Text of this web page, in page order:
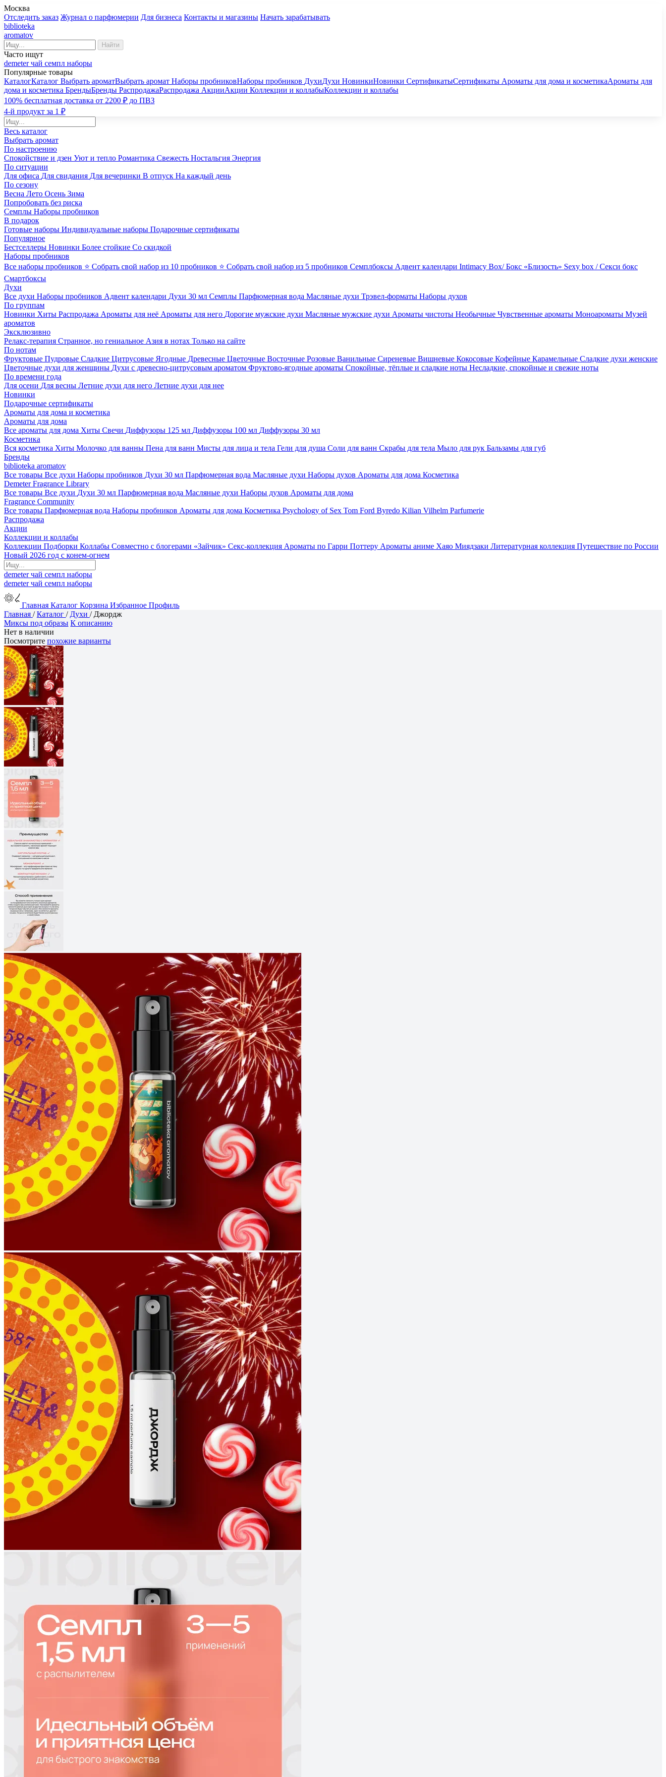
Москва
Отследить заказ Журнал о парфюмерии Для бизнеса Контакты и магазины Начать зарабатывать
biblioteka
aromatov
Найти
Часто ищут
demeterчай семпл наборы
Популярные товары
КаталогКаталог Выбрать ароматВыбрать аромат Наборы пробниковНаборы пробников ДухиДухи НовинкиНовинки СертификатыСертификаты Ароматы для дома и косметикаАроматы для
дома и косметика БрендыБренды РаспродажаРаспродажа АкцииАкции Коллекции и коллабыКоллекции и коллабы
100% бесплатная доставка от 2200 ₽ до ПВЗ
4-й продукт за 1 ₽
Весь каталог
Выбрать аромат
По настроению
Спокойствие и дзен Уют и тепло Романтика Свежесть Ностальгия Энергия
По ситуации
Для офиса Для свидания Для вечеринки В отпуск На каждый день
По сезону
Весна Лето Осень Зима
Попробовать без риска
Семплы Наборы пробников
В подарок
Готовые наборы Индивидуальные наборы Подарочные сертификаты
Популярное
Бестселлеры Новинки Более стойкие Со скидкой
Наборы пробников
Все наборы пробников ⭐ Собрать свой набор из 10 пробников ⭐ Собрать свой набор из 5 пробников Семплбоксы Адвент календари Intimacy Box/ Бокс «Близость» Sexy box / Секси бокс
Смартбоксы
Духи
Все духи Наборы пробников Адвент календари Духи 30 мл Семплы Парфюмерная вода Масляные духи Трэвел-форматы Наборы духов
По группам
Новинки Хиты Распродажа Ароматы для неё Ароматы для него Дорогие мужские духи Масляные мужские духи Ароматы чистоты Необычные Чувственные ароматы Моноароматы Музей
ароматов
Эксклюзивно
Релакс-терапия Странное, но гениальное Азия в нотах Только на сайте
По нотам
Фруктовые Пудровые Сладкие Цитрусовые Ягодные Древесные Цветочные Восточные Розовые Ванильные Сиреневые Вишневые Кокосовые Кофейные Карамельные Сладкие духи женские
Цветочные духи для женщины Духи с древесно-цитрусовым ароматом Фруктово-ягодные ароматы Спокойные, тёплые и сладкие ноты Несладкие, спокойные и свежие ноты
По времени года
Для осени Для весны Летние духи для него Летние духи для нее
Новинки
Подарочные сертификаты
Ароматы для дома и косметика
Ароматы для дома
Все ароматы для дома Хиты Свечи Диффузоры 125 мл Диффузоры 100 мл Диффузоры 30 мл
Косметика
Вся косметика Хиты Молочко для ванны Пена для ванн Мисты для лица и тела Гели для душа Соли для ванн Скрабы для тела Мыло для рук Бальзамы для губ
Бренды
biblioteka aromatov
Все товары Все духи Наборы пробников Духи 30 мл Парфюмерная вода Масляные духи Наборы духов Ароматы для дома Косметика
Demeter Fragrance Library
Все товары Все духи Духи 30 мл Парфюмерная вода Масляные духи Наборы духов Ароматы для дома
Fragrance Community
Все товары Парфюмерная вода Наборы пробников Ароматы для дома Косметика Psychology of Sex Tom Ford Byredo Kilian Vilhelm Parfumerie
Распродажа
Акции
Коллекции и коллабы
Коллекции Подборки Коллабы Совместно с блогерами «Зайчик» Секс-коллекция Ароматы по Гарри Поттеру Ароматы аниме Хаяо Миядзаки Литературная коллекция Путешествие по России
Новый 2026 год с конем-огнем
demeterчай семпл наборы
demeterчай семпл наборы
Главная Каталог Корзина Избранное Профиль
Главная /Каталог / Духи / Джордж
Миксы под образы К описанию
Нет в наличии
Посмотрите похожие варианты